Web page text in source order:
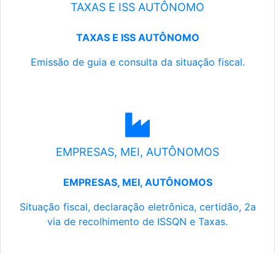
TAXAS E ISS AUTÔNOMO
TAXAS E ISS AUTÔNOMO
Emissão de guia e consulta da situação fiscal.
EMPRESAS, MEI, AUTÔNOMOS
EMPRESAS, MEI, AUTÔNOMOS
Situação fiscal, declaração eletrônica, certidão, 2a
via de recolhimento de ISSQN e Taxas.